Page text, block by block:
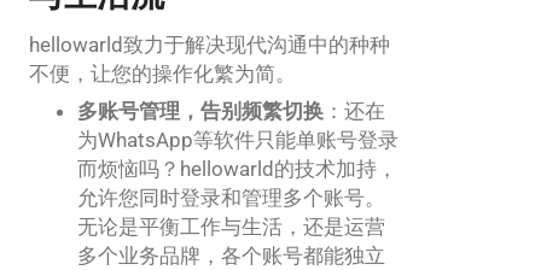
hellowarld致力于解决现代沟通中的种种
不便，让您的操作化繁为简。
多账号管理，告别频繁切换 ：还在
为WhatsApp等软件只能单账号登录
而烦恼吗？hellowarld的技术加持，
允许您同时登录和管理多个账号。
无论是平衡工作与生活，还是运营
多个业务品牌，各个账号都能独立